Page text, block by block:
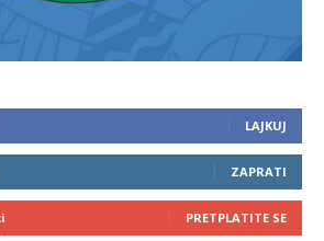
LAJKUJ
ZAPRATI
PRETPLATITE SE